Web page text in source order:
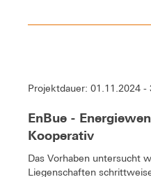
Projektdauer: 01.11.2024 -
EnBue -
Kooperativ
Das Vorhaben untersucht
Liegenschaften